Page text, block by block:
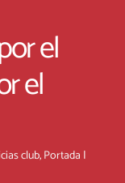
el
el
club,Portada |